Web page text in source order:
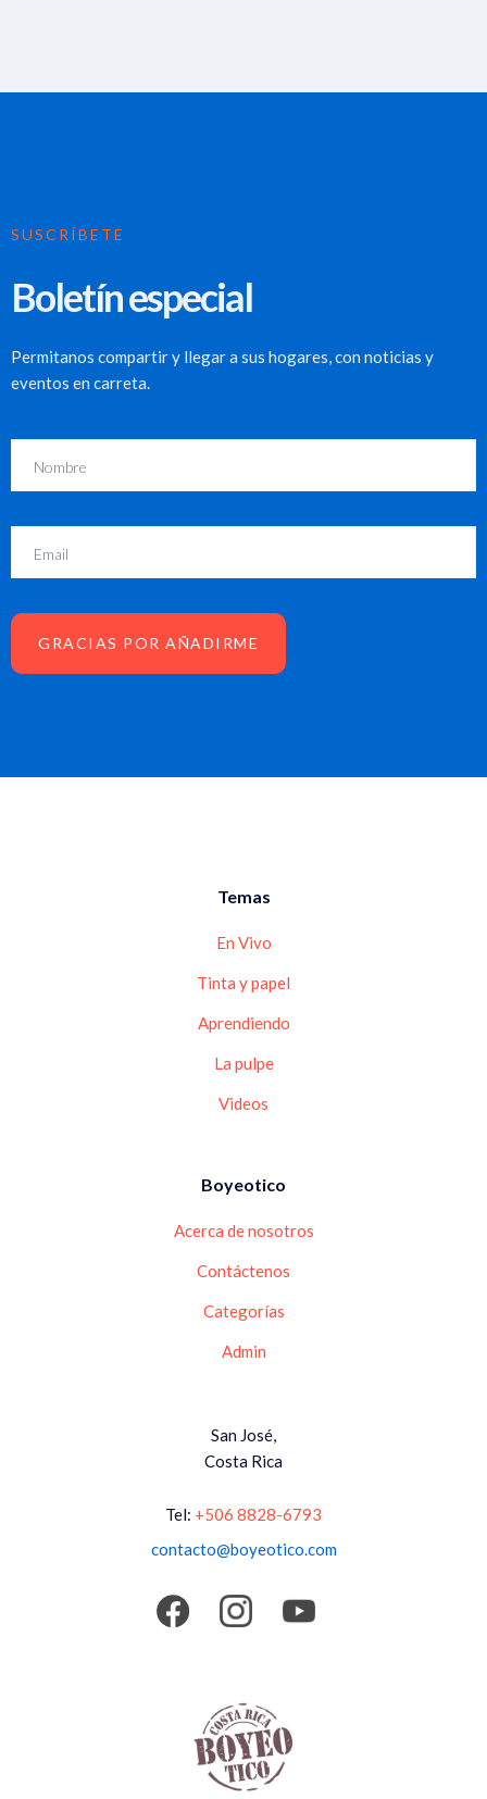
SUSCRÍBETE
Boletín especial
Permitanos compartir y llegar a sus hogares, con noticias y
eventos en carreta.
Temas
En Vivo
Tinta y papel
Aprendiendo
La pulpe
Videos
Boyeotico
Acerca de nosotros
Contáctenos
Categorías
Admin
San José,
Costa Rica
Tel: +506 8828-6793
contacto@boyeotico.com